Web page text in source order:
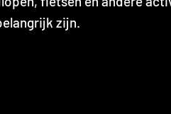
zijn.